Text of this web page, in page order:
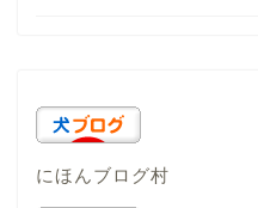
にほんブログ村